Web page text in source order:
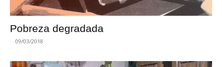
Pobreza degradada
- 09/03/2018